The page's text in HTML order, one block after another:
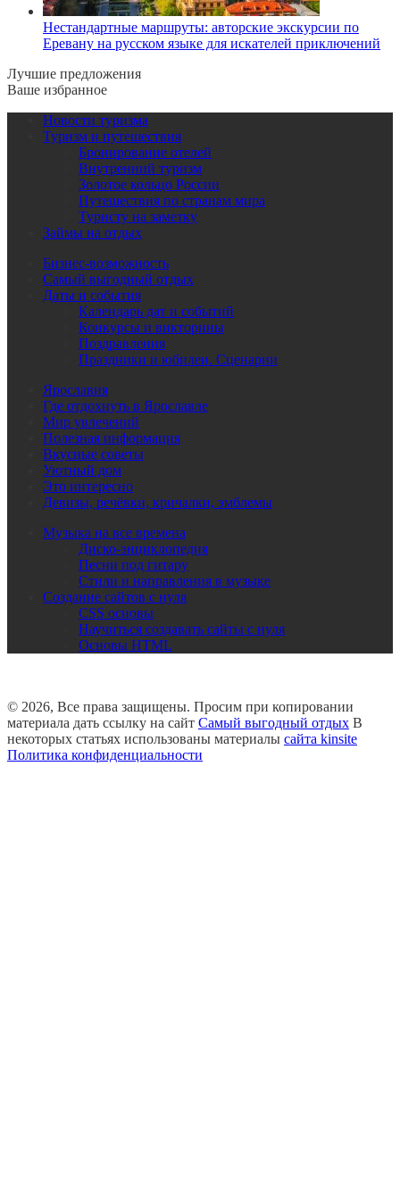
Нестандартные маршруты: авторские экскурсии по
Еревану на русском языке для искателей приключений
Лучшие предложения
Ваше избранное
Новости туризма
Туризм и путешествия
Бронирование отелей
Внутренний туризм
Золотое кольцо России
Путешествия по странам мира
Туристу на заметку
Займы на отдых
Бизнес-возможность
Самый выгодный отдых
Даты и события
Календарь дат и событий
Конкурсы и викторины
Поздравления
Праздники и юбилеи. Сценарии
Ярославия
Где отдохнуть в Ярославле
Мир увлечений
Полезная информация
Вкусные советы
Уютный дом
Это интересно
Девизы, речёвки, кричалки, эмблемы
Музыка на все времена
Диско-энциклопедия
Песни под гитару
Стили и направления в музыке
Создание сайтов с нуля
CSS основы
Научиться создавать сайты с нуля
Основы HTML
© 2026, Все права защищены. Просим при копировании
материала дать ссылку на сайт Самый выгодный отдых В
некоторых статьях использованы материалы сайта kinsite
Политика конфиденциальности